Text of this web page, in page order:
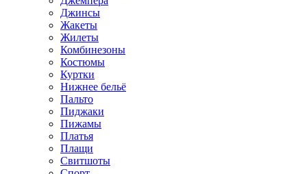
Джинсы
Жакеты
Жилеты
Комбинезоны
Костюмы
Куртки
Нижнее бельё
Пальто
Пиджаки
Пижамы
Платья
Плащи
Свитшоты